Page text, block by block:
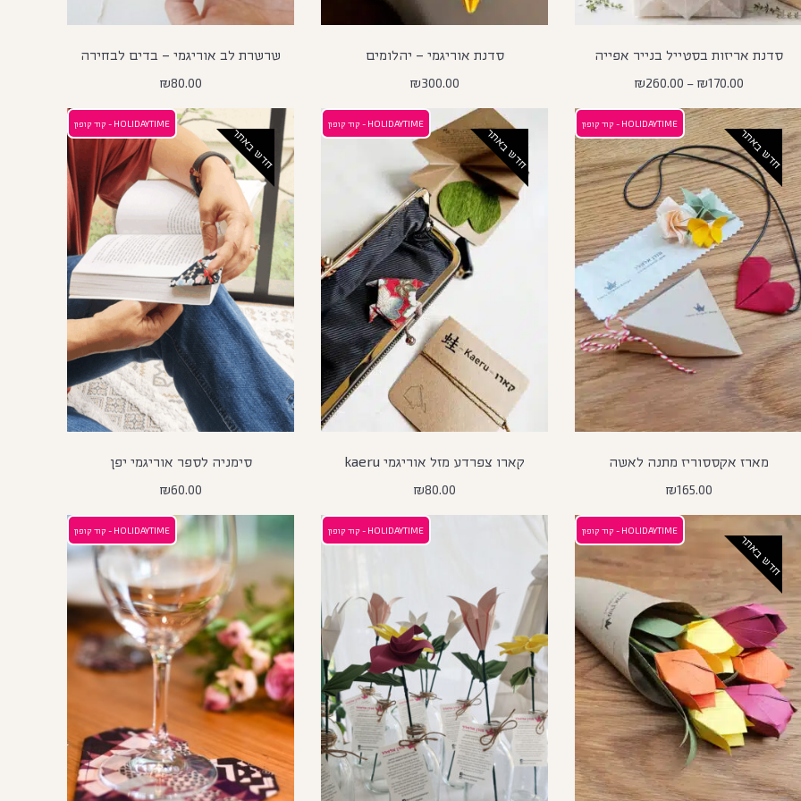
סדנת אריזות בסטייל בנייר אפייה
₪170.00
–
₪260.00
סדנת אוריגמי – יהלומים
₪300.00
שרשרת לב אוריגמי – בדים לבחירה
₪80.00
חדש באתר
HOLIDAYTIME - קוד קופון
מארז אקססוריז מתנה לאשה
₪165.00
חדש באתר
HOLIDAYTIME - קוד קופון
קארו צפרדע מזל אוריגמי kaeru
₪80.00
חדש באתר
HOLIDAYTIME - קוד קופון
סימניה לספר אוריגמי יפן
₪60.00
חדש באתר
HOLIDAYTIME - קוד קופון HOLIDAYTIME - קוד קופון HOLIDAYTIME - קוד קופון